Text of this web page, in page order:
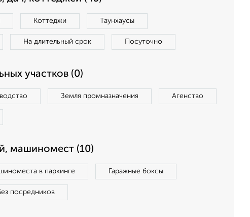
Коттеджи Таунхаусы
На длительный срок Посуточно
участков (0)
Земля промназначения Агенство
машиномест (10)
в паркинге Гаражные боксы
посредников